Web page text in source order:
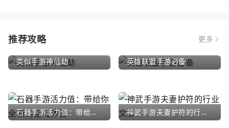
推荐攻略 更多
类似手游神仙劫 英雄联盟手游必备
石器手游活力值：带给你全新的游戏体验 神武手游夫妻护符的行业文章